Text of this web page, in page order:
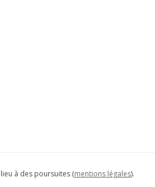
à des poursuites (mentions légales).